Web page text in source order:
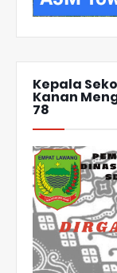
Kepala
Kanan
78